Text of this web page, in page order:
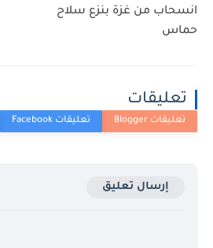
انسحاب من غزة بنزع سلاح
حماس
تعليقات
إرسال تعليق